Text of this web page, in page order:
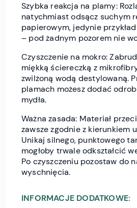
Szybka reakcja na plamy:
natychmiast odsącz suchym
papierowym, jedynie
– pod żadnym pozorem nie
Czyszczenie na mokro:
miękką ściereczką z
zwilżoną wodą destylowaną.
plamach możesz dodać
mydła.
Ważna zasada: Materiał
zawsze zgodnie z kierunkiem
Unikaj silnego, punktowego
mogłoby trwale odkształcić
Po czyszczeniu pozostaw do
wyschnięcia.
INFORMACJE DODATKOWE: